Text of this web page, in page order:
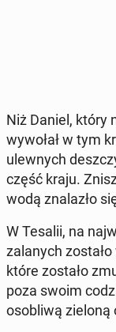
Niż Daniel, który
wywołał w tym
ulew­nych
część kraju.
wodą zna­la­zło
W Tesalii, na
za­la­nych
które zostało
poza swoim
oso­bli­wą zieloną